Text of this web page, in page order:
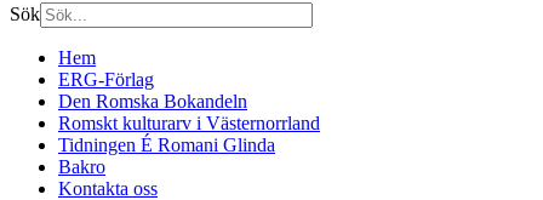
Sök
Hem
ERG-Förlag
Den Romska Bokandeln
Romskt kulturarv i Västernorrland
Tidningen É Romani Glinda
Bakro
Kontakta oss